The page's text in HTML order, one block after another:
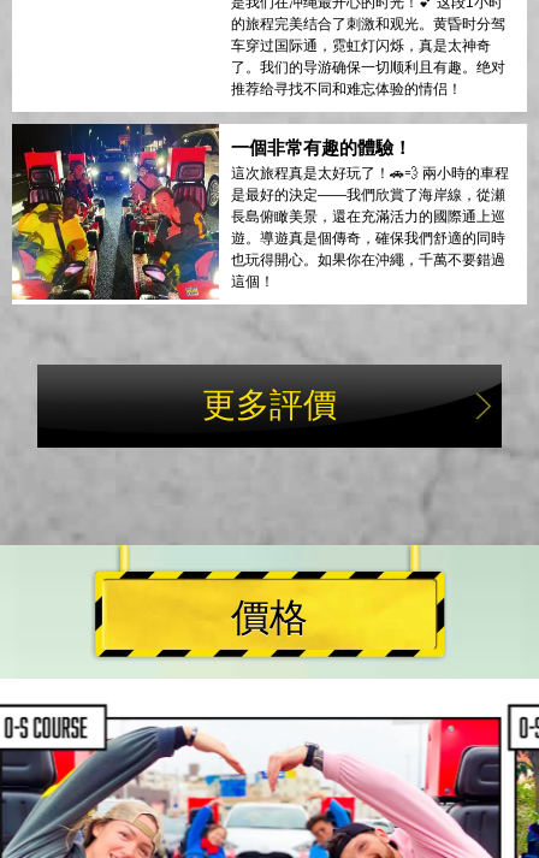
力和整體的樂趣。當我們抵達瀬長島的那一
刻，我就知道這是特別的——海洋的景色真
是太不真實了！導遊非常友好，氣氛也一直
很高漲。晚上在國際通上穿行，看到人們揮
手歡呼，感覺就像在拍電影。這是任何尋求
完美的蜜月体验！
我和我丈夫在蜜月期间预订了这个活动，这
是我们在冲绳最开心的时光！💕 这段1小时
的旅程完美结合了刺激和观光。黄昏时分驾
车穿过国际通，霓虹灯闪烁，真是太神奇
了。我们的导游确保一切顺利且有趣。绝对
一個非常有趣的體驗！
這次旅程真是太好玩了！🚗💨 兩小時的車程
是最好的決定——我們欣賞了海岸線，從瀬
更多評價
價格